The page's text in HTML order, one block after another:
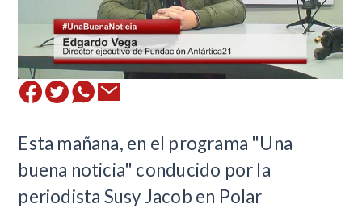
Esta mañana, en el programa "Una
buena noticia" conducido por la
periodista Susy Jacob en Polar